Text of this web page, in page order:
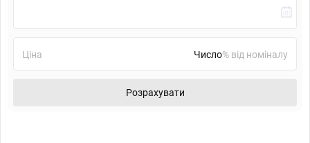
Ціна % від номіналу
Розрахувати